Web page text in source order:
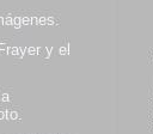
y el